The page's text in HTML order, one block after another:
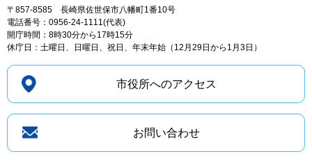
〒857-8585 長崎県佐世保市八幡町1番10号
電話番号：0956-24-1111(代表)
開庁時間：8時30分から17時15分
休庁日：土曜日、日曜日、祝日、年末年始（12月29日から1月3日）
市役所へのアクセス
お問い合わせ